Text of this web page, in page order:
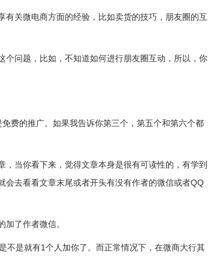
关微电商方面的经验，比如卖货的技巧，朋友圈的互
问题，比如，不知道如何进行朋友圈互动，所以，你
费的推广。如果我告诉你第三个，第五个和第六个都
当你看下来，觉得文章本身是很有可读性的，有学到
会去看看文章末尾或者开头有没有作者的微信或者QQ
了作者微信。
不是就有1个人加你了。而正常情况下，在微商大行其